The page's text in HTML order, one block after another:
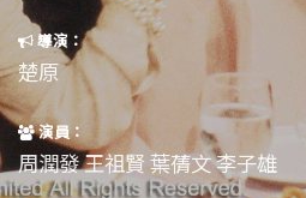
運動
短片
其他
導演：
楚原
演員：
周潤發 王祖賢 葉蒨文 李子雄